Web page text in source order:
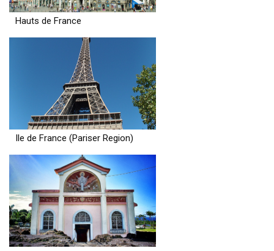
Hauts de France
Ile de France (Pariser Region)